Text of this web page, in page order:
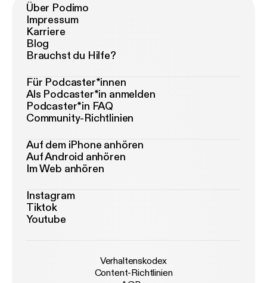
Über Podimo
Impressum
Karriere
Blog
Brauchst du Hilfe?
Für Podcaster*innen
Als Podcaster*in anmelden
Podcaster*in FAQ
Community-Richtlinien
Auf dem iPhone anhören
Auf Android anhören
Im Web anhören
Instagram
Tiktok
Youtube
Verhaltenskodex
Content-Richtlinien